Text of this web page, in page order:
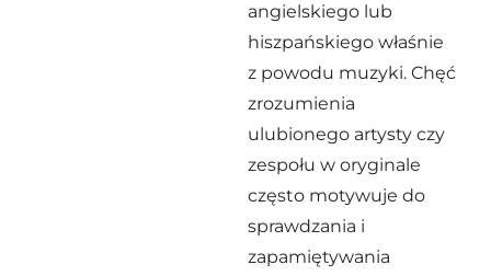
angielskiego lub
hiszpańskiego właśnie
z powodu muzyki. Chęć
zrozumienia
ulubionego artysty czy
zespołu w oryginale
często motywuje do
sprawdzania i
zapamiętywania